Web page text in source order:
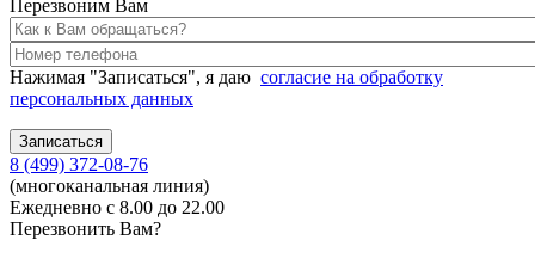
Перезвоним Вам
Нажимая "Записаться", я даю согласие на обработку
персональных данных
8 (499) 372-08-76
(многоканальная линия)
Ежедневно с 8.00 до 22.00
Перезвонить Вам?